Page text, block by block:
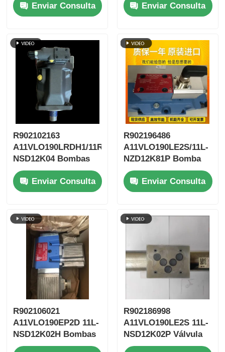
Enviar Consulta
alta presión Rexroth
Enviar Consulta
R902102163
A11VLO190LRDH1/11R-
NSD12K04 Bombas
hidráulicas Rexroth
Enviar Consulta
R902196486
A11VLO190LE2S/11L-
NZD12K81P Bomba
hidráulica para
excavadora de alta
presión Rexroth
Enviar Consulta
R902106021
A11VLO190EP2D 11L-
NSD12K02H Bombas
hidráulicas Rexroth
R902186998
A11VLO190LE2S 11L-
NSD12K02P Válvula
hidráulica de Rexroth